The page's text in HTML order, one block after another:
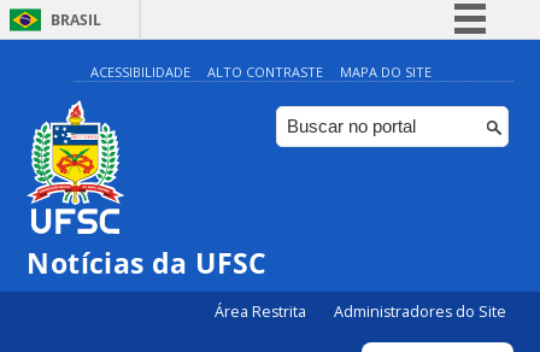
BRASIL
Simplifique!
Comunica BR
Participe
ACESSIBILIDADE ALTO CONTRASTE MAPA DO SITE
Notícias da UFSC
Área Restrita Administradores do Site